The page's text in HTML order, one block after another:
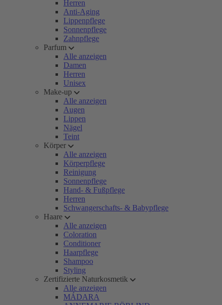
Herren
Anti-Aging
Lippenpflege
Sonnenpflege
Zahnpflege
Parfum
Alle anzeigen
Damen
Herren
Unisex
Make-up
Alle anzeigen
Augen
Lippen
Nägel
Teint
Körper
Alle anzeigen
Körperpflege
Reinigung
Sonnenpflege
Hand- & Fußpflege
Herren
Schwangerschafts- & Babypflege
Haare
Alle anzeigen
Coloration
Conditioner
Haarpflege
Shampoo
Styling
Zertifizierte Naturkosmetik
Alle anzeigen
MÁDARA